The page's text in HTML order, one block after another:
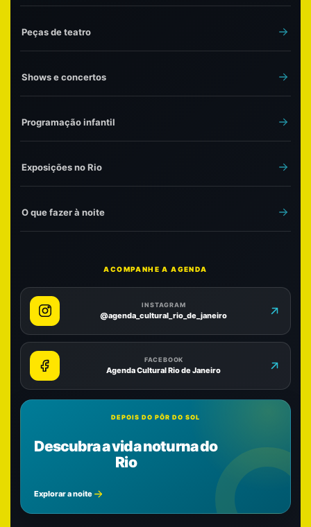
Peças de teatro
Shows e concertos
Programação infantil
Exposições no Rio
O que fazer à noite
ACOMPANHE A AGENDA
INSTAGRAM
@agenda_cultural_rio_de_janeiro
FACEBOOK
Agenda Cultural Rio de Janeiro
DEPOIS DO PÔR DO SOL
Descubra a vida noturna do
Rio
Explorar a noite